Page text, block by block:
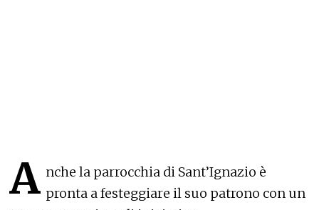
A nche la parrocchia di Sant’Ignazio è
pronta a festeggiare il suo patrono con un